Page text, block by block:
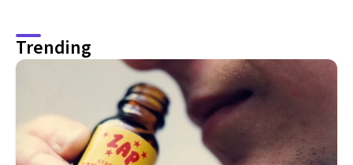
Trending